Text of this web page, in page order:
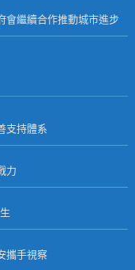
會繼續合作推動城市進步
支持體系
力
攜手視察